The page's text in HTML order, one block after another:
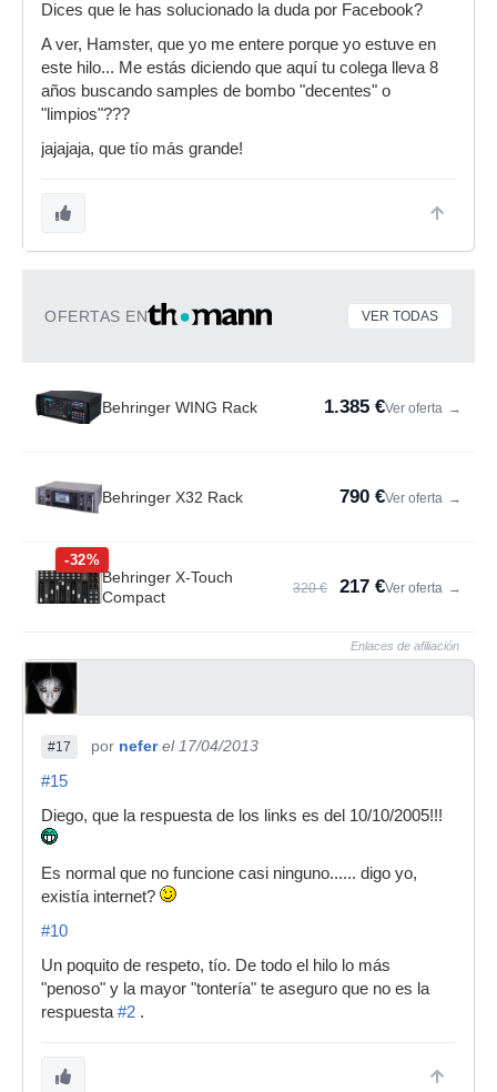
Dices que le has solucionado la duda por Facebook?
A ver, Hamster, que yo me entere porque yo estuve en
este hilo... Me estás diciendo que aquí tu colega lleva 8
años buscando samples de bombo "decentes" o
"limpios"???
jajajaja, que tío más grande!
OFERTAS EN VER TODAS
Behringer WING Rack 1.385 €Ver oferta →
Behringer X32 Rack 790 €Ver oferta →
-32%
Behringer X-Touch
Compact
320 € 217 €Ver oferta →
Enlaces de afiliación
#17 por nefer el 17/04/2013
#15
Diego, que la respuesta de los links es del 10/10/2005!!!
Es normal que no funcione casi ninguno...... digo yo,
existía internet?
#10
Un poquito de respeto, tío. De todo el hilo lo más
"penoso" y la mayor "tontería" te aseguro que no es la
respuesta #2 .